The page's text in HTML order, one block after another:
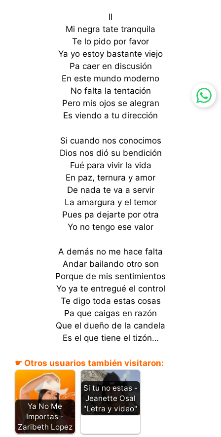
II
Mi negra tate tranquila
Te lo pido por favor
Ya yo estoy bastante viejo
Pa caer en discusión
En este mundo moderno
No falta la tentación
Pero mis ojos se alegran
Es viendo a tu dirección
Si cuando nos conocimos
Dios nos dió su bendición
Fué para vivir la vida
En paz, ternura y amor
De nada te va a servir
La amargura y el temor
Pues pa dejarte por otra
Yo no tengo ese valor
A demás no me hace falta
Andar bailando otro son
Porque de mis sentimientos
Yo ya te entregué el control
Te digo toda estas cosas
Pa que caigas en razón
Que el dueño de la candela
Es el que tiene el tizón…
☛ Otros usuarios también visitaron:
Ya No Me
Importas -
Zaribeth Lopez
Si tu no estas -
Jeanette Osal
"Letra y video"